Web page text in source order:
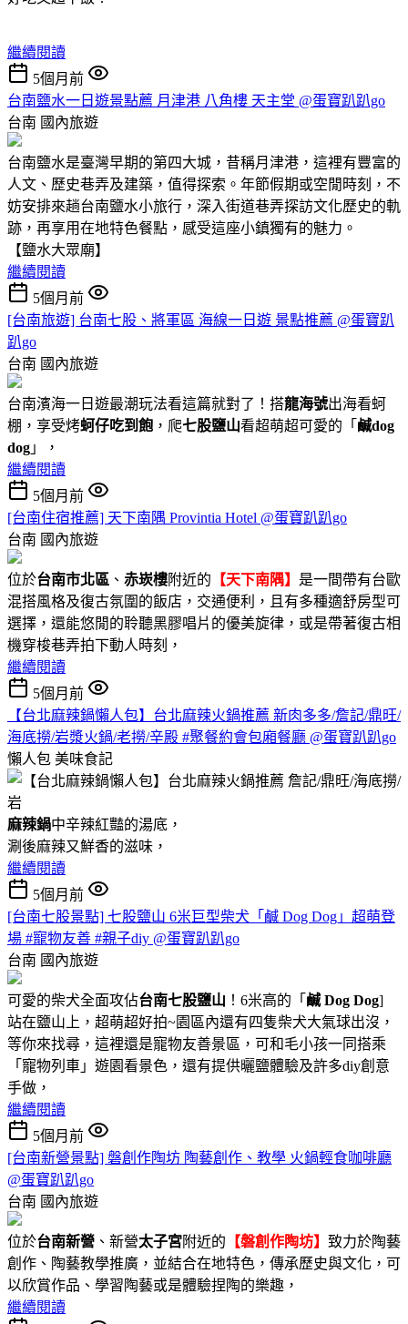
繼續閱讀
5個月前
台南鹽水一日遊景點薦 月津港 八角樓 天主堂 @蛋寶趴趴go
台南 國內旅遊
台南鹽水是臺灣早期的第四大城，昔稱月津港，這裡有豐富的
人文、歷史巷弄及建築，值得探索。年節假期或空閒時刻，不
妨安排來趟台南鹽水小旅行，深入街道巷弄探訪文化歷史的軌
跡，再享用在地特色餐點，感受這座小鎮獨有的魅力。
【鹽水大眾廟】
繼續閱讀
5個月前
[台南旅遊] 台南七股、將軍區 海線一日遊 景點推薦 @蛋寶趴
趴go
台南 國內旅遊
台南濱海一日遊最潮玩法看這篇就對了！搭龍海號出海看蚵
棚，享受烤蚵仔吃到飽 ，爬七股鹽山看超萌超可愛的「 鹹dog
dog 」，
繼續閱讀
5個月前
[台南住宿推薦] 天下南隅 Provintia Hotel @蛋寶趴趴go
台南 國內旅遊
位於台南市北區 、 赤崁樓附近的 【天下南隅】 是一間帶有台歐
混搭風格及復古氛圍的飯店，交通便利，且有多種適舒房型可
選擇，還能悠閒的聆聽黑膠唱片的優美旋律，或是帶著復古相
機穿梭巷弄拍下動人時刻，
繼續閱讀
5個月前
【台北麻辣鍋懶人包】台北麻辣火鍋推薦 新肉多多/詹記/鼎旺/
海底撈/岩漿火鍋/老撈/辛殿 #聚餐約會包廂餐廳 @蛋寶趴趴go
懶人包 美味食記
麻辣鍋中辛辣紅豔的湯底，
涮後麻辣又鮮香的滋味，
繼續閱讀
5個月前
[台南七股景點] 七股鹽山 6米巨型柴犬「鹹 Dog Dog」超萌登
場 #寵物友善 #親子diy @蛋寶趴趴go
台南 國內旅遊
可愛的柴犬全面攻佔台南七股鹽山 ！6米高的「 鹹 Dog Dog]
站在鹽山上，超萌超好拍~園區內還有四隻柴犬大氣球出沒，
等你來找尋，這裡還是寵物友善景區，可和毛小孩一同搭乘
「寵物列車」遊園看景色，還有提供曬鹽體驗及許多diy創意
手做，
繼續閱讀
5個月前
[台南新營景點] 磐創作陶坊 陶藝創作、教學 火鍋輕食咖啡廳
@蛋寶趴趴go
台南 國內旅遊
位於台南新營 、新營太子宮附近的 【磐創作陶坊】 致力於陶藝
創作、陶藝教學推廣，並結合在地特色，傳承歷史與文化，可
以欣賞作品、學習陶藝或是體驗捏陶的樂趣，
繼續閱讀